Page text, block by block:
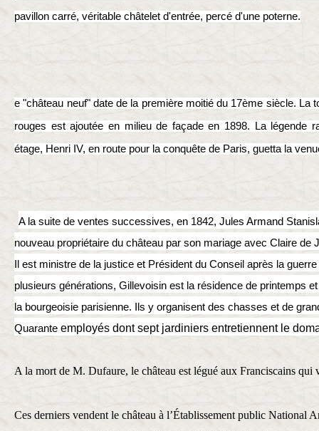
pavillon carré, véritable châtelet d'entrée, percé d'une poterne.
e "château neuf" date de la première moitié du 17ème siècle. La
rouges est ajoutée en milieu de façade en 1898. La légende
étage, Henri IV, en route pour la conquête de Paris, guetta la
A la suite de ventes successives, en 1842, Jules Armand
nouveau propriétaire du château par son mariage avec Claire de
Il est ministre de la justice et Président du Conseil après la
plusieurs générations, Gillevoisin est la résidence de printemps
la bourgeoisie parisienne. Ils y organisent des chasses et de
Quarante employés dont sept jardiniers entretiennent le
A la mort de M. Dufaure, le château est légué aux Franciscains
Ces derniers vendent le château à l’Établissement public National